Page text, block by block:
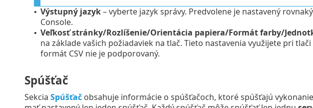
• Výstupný jazyk– vyberte jazyk správy. Predvolene je nastavený
Console.
• Veľkosť stránky/Rozlíšenie/Orientácia papiera/Formát farby/
na základe vašich požiadaviek na tlač. Tieto nastavenia využijete pri
formát CSV nie je podporovaný.
Spúšťač
Sekcia Spúšťačobsahuje informácie o spúšťačoch, ktoré spúšťajú